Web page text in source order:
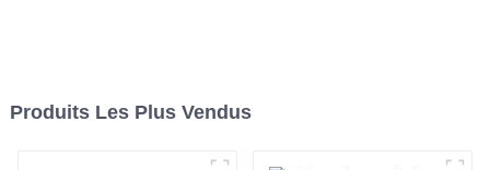
Produits Les Plus Vendus